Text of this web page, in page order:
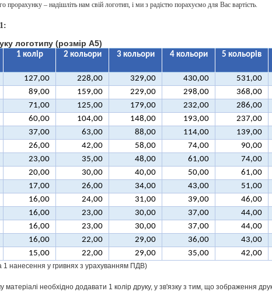
прорахунку – надішліть нам свій логотип, і ми з радістю порахуємо для Вас вартість.
логотипу (розмір А5)
1 колір 2 кольори 3 кольори 4 кольори 5 кольорів
127,00 228,00 329,00 430,00 531,00
89,00 159,00 229,00 298,00 368,00
71,00 125,00 179,00 232,00 286,00
60,00 104,00 148,00 193,00 237,00
37,00 63,00 88,00 114,00 139,00
26,00 42,00 58,00 74,00 90,00
23,00 35,00 48,00 61,00 74,00
20,00 30,00 40,00 50,00 61,00
17,00 26,00 34,00 43,00 51,00
16,00 24,00 31,00 39,00 46,00
16,00 23,00 30,00 37,00 44,00
16,00 23,00 30,00 37,00 44,00
16,00 22,00 29,00 36,00 43,00
15,00 22,00 29,00 35,00 42,00
1 нанесення у гривнях з урахуванням ПДВ)
матеріалі необхідно додавати 1 колір друку, у зв'язку з тим, що зображення